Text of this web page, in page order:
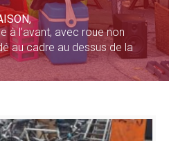
à l’avant, avec roue non
au cadre au dessus de la